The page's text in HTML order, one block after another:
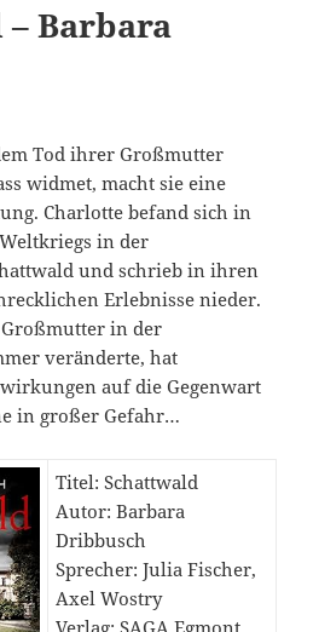
Barbara
Tod ihrer Großmutter
widmet, macht sie eine
Charlotte befand sich in
in der
und schrieb in ihren
Erlebnisse nieder.
in der
veränderte, hat
auf die Gegenwart
in großer Gefahr…
Titel: Schattwald
Autor: Barbara
Dribbusch
Sprecher: Julia Fischer,
Axel Wostry